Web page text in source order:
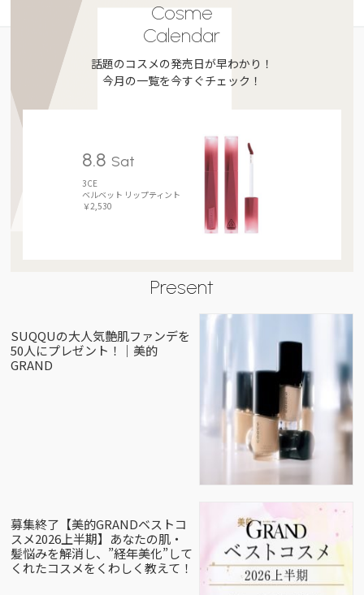
Cosme
Calendar
話題のコスメの発売日が早わかり！
今月の一覧を今すぐチェック！
8.8 Sat
3CE
ベルベット リップティント
￥2,530
Present
SUQQUの大人気艶肌ファンデを
50人にプレゼント！｜美的
GRAND
募集終了【美的GRANDベストコ
スメ2026上半期】あなたの肌・
髪悩みを解消し、”経年美化”して
くれたコスメをくわしく教えて！